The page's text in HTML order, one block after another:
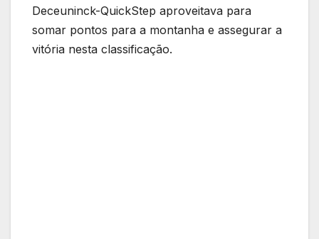
Deceuninck-QuickStep aproveitava para
somar pontos para a montanha e assegurar a
vitória nesta classificação.